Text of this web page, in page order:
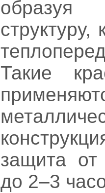
структуру,
Такие
защита
до 2–3